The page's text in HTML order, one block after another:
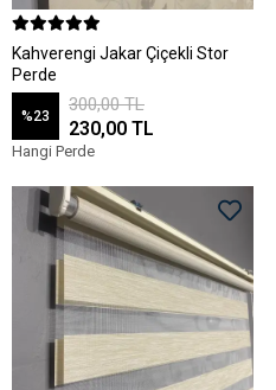
Kahverengi Jakar Çiçekli Stor
Perde
%23
300,00 TL
230,00 TL
Hangi Perde